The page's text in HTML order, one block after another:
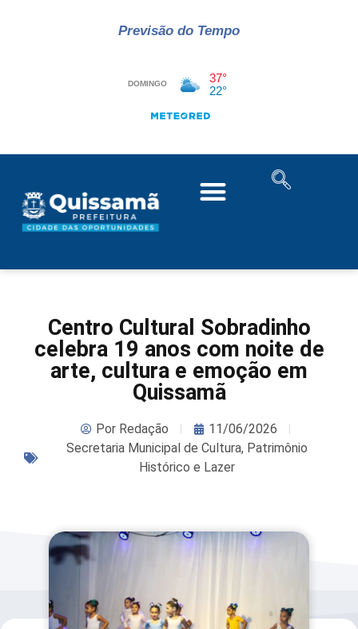
Previsão do Tempo
Centro Cultural Sobradinho
celebra 19 anos com noite de
arte, cultura e emoção em
Quissamã
PorRedação
11/06/2026
Secretaria Municipal de Cultura, Patrimônio
Histórico e Lazer